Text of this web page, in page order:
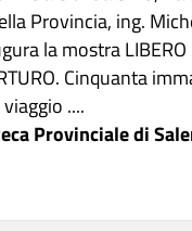
Provincia, ing.
la mostra LIBERO
Cinquanta
....
Provinciale di